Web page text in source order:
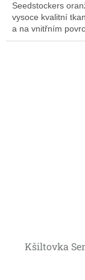
Seedstockers
vysoce kvalitní
a na vnitřním
Kšiltovka